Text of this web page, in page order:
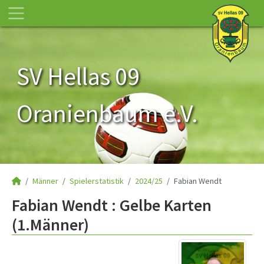
SV Hellas 09
Oranienbaum e.V.
Männer Spielerstatistik 2024/25 Fabian Wendt
Fabian Wendt : Gelbe Karten
(1.Männer)